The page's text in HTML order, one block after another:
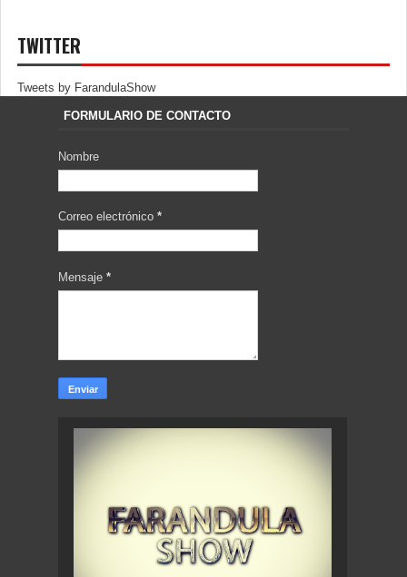
TWITTER
Tweets by FarandulaShow
FORMULARIO DE CONTACTO
Nombre
Correo electrónico *
Mensaje *